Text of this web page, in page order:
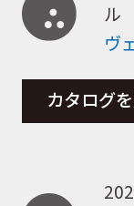
ル
ヴ
カタログ